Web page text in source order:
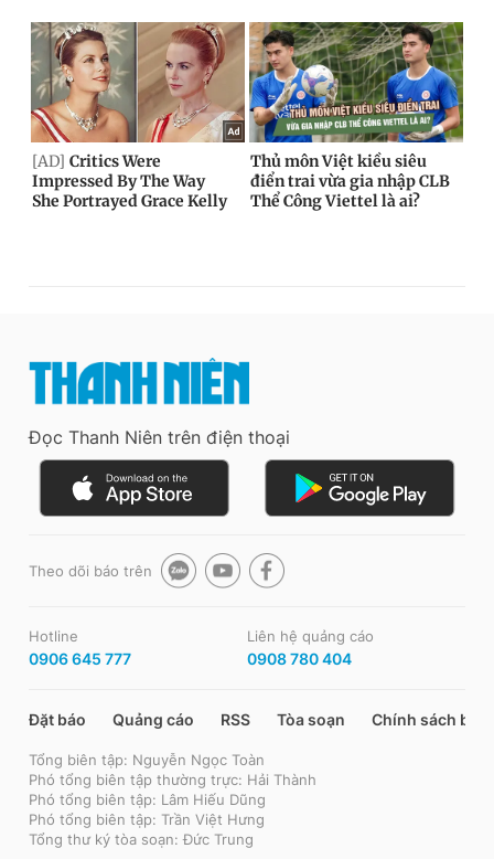
Đọc Thanh Niên trên điện thoại
Theo dõi báo trên
Hotline
0906 645 777
Liên hệ quảng cáo
0908 780 404
Đặt báo Quảng cáo RSS Tòa soạn Chính sách bảo
Tổng biên tập: Nguyễn Ngọc Toàn
Phó tổng biên tập thường trực: Hải Thành
Phó tổng biên tập: Lâm Hiếu Dũng
Phó tổng biên tập: Trần Việt Hưng
Tổng thư ký tòa soạn: Đức Trung